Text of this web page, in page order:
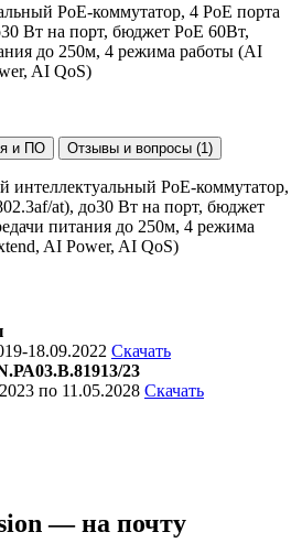
PoE-коммутатор, 4 PoE порта
Вт на порт, бюджет PoE 60Вт,
до 250м, 4 режима работы (AI
AI QoS)
и ПО Отзывы и вопросы (1)
интеллектуальный PoE-коммутатор,
at), до30 Вт на порт, бюджет
питания до 250м, 4 режима
AI Power, AI QoS)
18.09.2022 Скачать
23
по 11.05.2028 Скачать
— на почту